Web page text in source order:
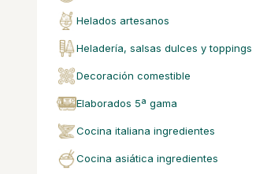
helados artesanos
heladería, salsas dulces y toppings
decoración comestible
elaborados 5ª gama
cocina italiana ingredientes
cocina asiática ingredientes